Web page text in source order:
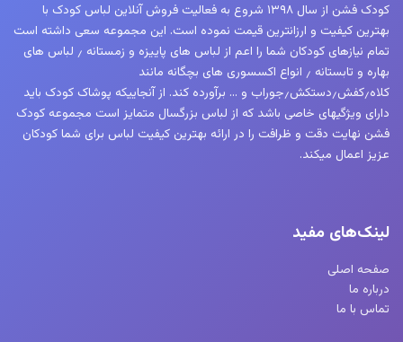
کودک فشن از سال ۱۳۹۸ شروع به فعالیت فروش آنلاین لباس کودک با
بهترین کیفیت و ارزانترین قیمت نموده است. این مجموعه سعی داشته است
تمام نیازهای کودکان شما را اعم از لباس های پاییزه و زمستانه ٫ لباس های
بهاره و تابستانه ٫ انواع اکسسوری های بچگانه مانند
کلاه٫کفش٫دستکش٫جوراب و … برآورده کند. از آنجاییکه پوشاک کودک باید
دارای ویژگیهای خاصی باشد که از لباس بزرگسال متمایز است مجموعه کودک
فشن نهایت دقت و ظرافت را در ارائه بهترین کیفیت لباس برای شما کودکان
عزیز اعمال میکند.
لینک‌های مفید
صفحه اصلی
درباره ما
تماس با ما